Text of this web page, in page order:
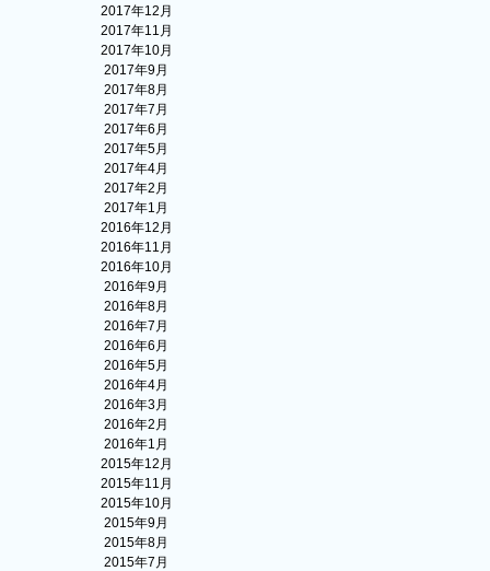
2017年12月
2017年11月
2017年10月
2017年9月
2017年8月
2017年7月
2017年6月
2017年5月
2017年4月
2017年2月
2017年1月
2016年12月
2016年11月
2016年10月
2016年9月
2016年8月
2016年7月
2016年6月
2016年5月
2016年4月
2016年3月
2016年2月
2016年1月
2015年12月
2015年11月
2015年10月
2015年9月
2015年8月
2015年7月